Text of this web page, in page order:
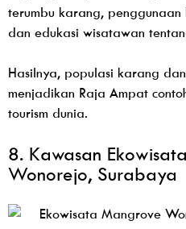
terumbu karang,
dan edukasi wisatawan
Hasilnya, populasi karang
menjadikan Raja Ampat
tourism dunia.
8. Kawasan
Wonorejo, Surabaya